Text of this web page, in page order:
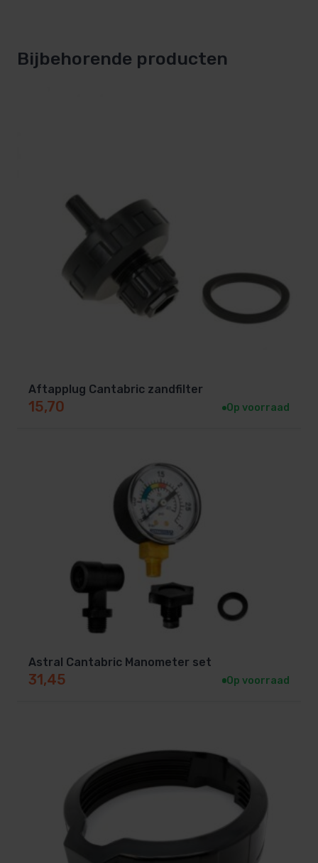
Bijbehorende producten
Aftapplug Cantabric zandfilter
15,70 Op voorraad
Astral Cantabric Manometer set
31,45 Op voorraad